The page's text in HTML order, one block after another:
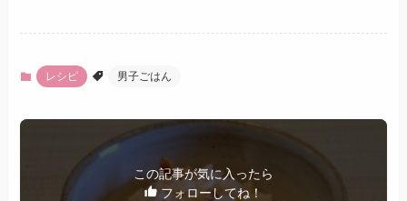
レシピ 男子ごはん
この記事が気に入ったら
フォローしてね！